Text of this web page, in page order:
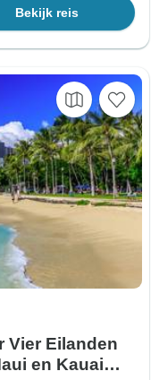
Bekijk reis
Vier Eilanden
en Kauai